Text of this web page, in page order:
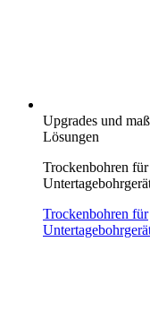
Upgrades und
Lösungen
Trockenbohren für
Trockenbohren für